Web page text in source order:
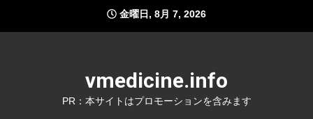
content
金曜日, 8月 7, 2026
vmedicine.info
PR：本サイトはプロモーションを含みます